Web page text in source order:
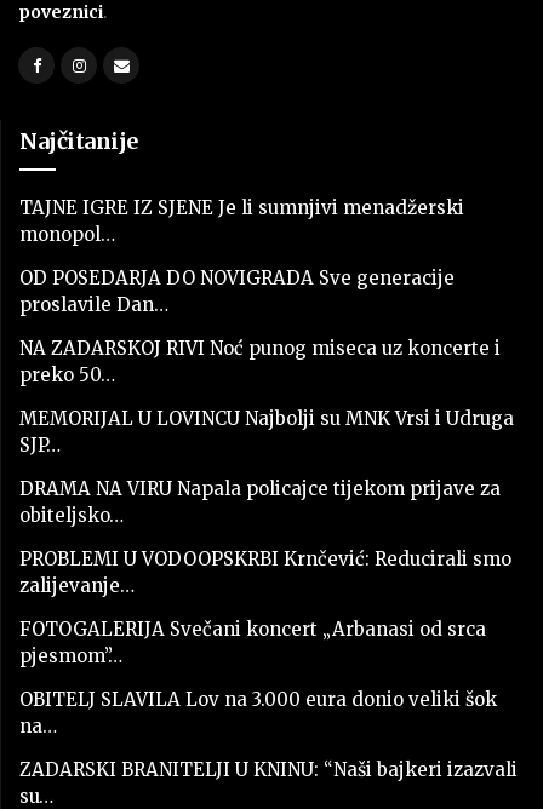
poveznici.
Najčitanije
TAJNE IGRE IZ SJENE Je li sumnjivi menadžerski
monopol…
OD POSEDARJA DO NOVIGRADA Sve generacije
proslavile Dan…
NA ZADARSKOJ RIVI Noć punog miseca uz koncerte i
preko 50…
MEMORIJAL U LOVINCU Najbolji su MNK Vrsi i Udruga
SJP…
DRAMA NA VIRU Napala policajce tijekom prijave za
obiteljsko…
PROBLEMI U VODOOPSKRBI Krnčević: Reducirali smo
zalijevanje…
FOTOGALERIJA Svečani koncert „Arbanasi od srca
pjesmom”…
OBITELJ SLAVILA Lov na 3.000 eura donio veliki šok
na…
ZADARSKI BRANITELJI U KNINU: “Naši bajkeri izazvali
su…